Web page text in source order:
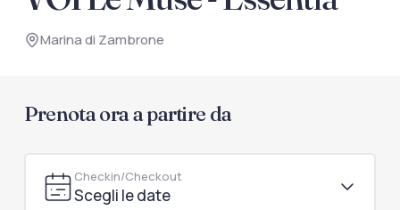
documenti di viaggio.
Accedi / Registrati
Marina di Zambrone
Prenota ora a partire da
Checkin/Checkout
Scegli le date